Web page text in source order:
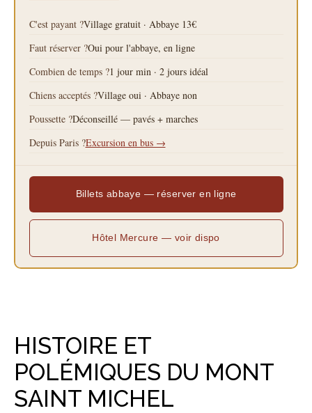
C'est payant ?Village gratuit · Abbaye 13€
Faut réserver ?Oui pour l'abbaye, en ligne
Combien de temps ?1 jour min · 2 jours idéal
Chiens acceptés ?Village oui · Abbaye non
Poussette ?Déconseillé — pavés + marches
Depuis Paris ?Excursion en bus →
Billets abbaye — réserver en ligne
Hôtel Mercure — voir dispo
HISTOIRE ET
POLÉMIQUES DU MONT
SAINT MICHEL